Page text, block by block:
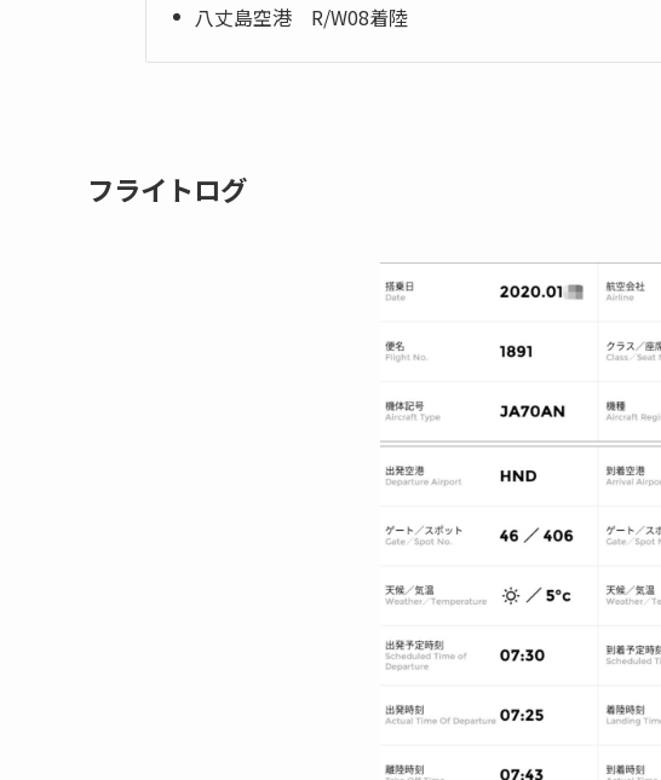
八丈島空港 R/W08着陸
フライトログ